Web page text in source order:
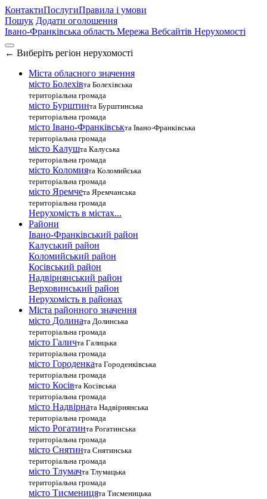
КонтактиПослугиПравила і умови
Пошук Додати оголошення
Івано-Франківська область Мережа Вебсайтів Нерухомості
← Виберіть регіон нерухомості
Міста обласного значення
місто Болехівта Болехівська
територіальна громада
місто Бурштинта Бурштинська
територіальна громада
місто Івано-Франківськта Івано-Франківська
територіальна громада
місто Калушта Калуська
територіальна громада
місто Коломията Коломийська
територіальна громада
місто Яремчета Яремчанська
територіальна громада
Нерухомість в містах...
Райони
Івано-Франківський район
Калуський район
Коломийський район
Косівський район
Надвірнянський район
Верховинський район
Нерухомість в районах
Міста районного значення
місто Долината Долинська
територіальна громада
місто Галичта Галицька
територіальна громада
місто Городенката Городенківська
територіальна громада
місто Косівта Косівська
територіальна громада
місто Надвірната Надвірнянська
територіальна громада
місто Рогатинта Рогатинська
територіальна громада
місто Снятинта Снятинська
територіальна громада
місто Тлумачта Тлумацька
територіальна громада
місто Тисменицята Тисменицька